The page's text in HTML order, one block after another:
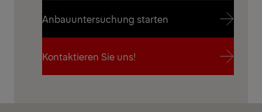
Anbauuntersuchung starten
Anbauuntersuchung starten
Kontaktieren Sie uns!